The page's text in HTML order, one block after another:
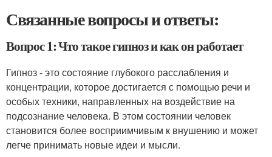
Связанные вопросы и ответы:
Вопрос 1: Что такое гипноз и как он работает
Гипноз - это состояние глубокого расслабления и
концентрации, которое достигается с помощью речи и
особых техники, направленных на воздействие на
подсознание человека. В этом состоянии человек
становится более восприимчивым к внушению и может
легче принимать новые идеи и мысли.